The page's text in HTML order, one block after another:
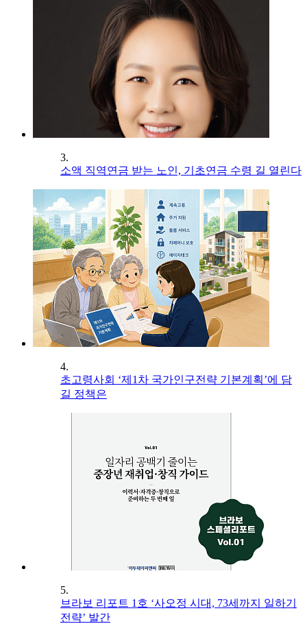
3.
소액 직역연금 받는 노인, 기초연금 수령 길 열린다
4.
초고령사회 ‘제1차 국가인구전략 기본계획’에 담
길 정책은
5.
브라보 리포트 1호 ‘사오정 시대, 73세까지 일하기
전략’ 발간